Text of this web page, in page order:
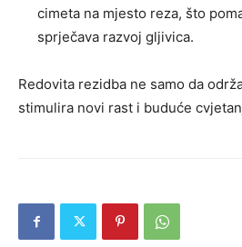
cimeta na mjesto reza, što
sprječava razvoj gljivica.
Redovita rezidba ne samo da
stimulira novi rast i buduće